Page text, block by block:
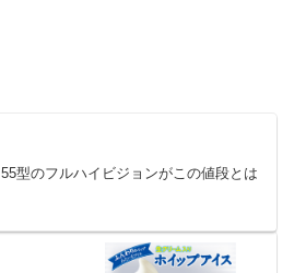
55型のフルハイビジョンがこの値段とは